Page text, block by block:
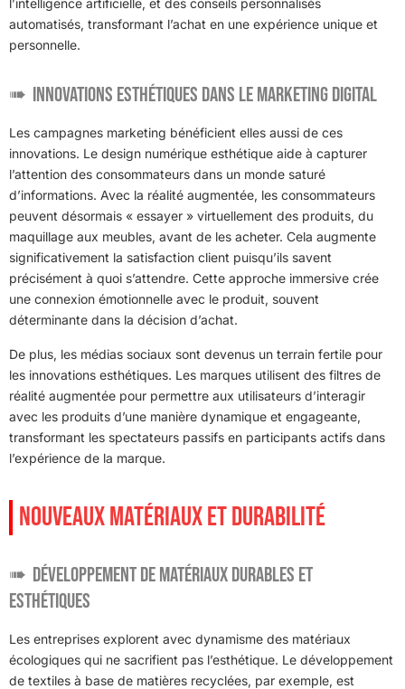
automatisés, transformant l’achat en une expérience unique et
personnelle.
Innovations Esthétiques dans le Marketing Digital
Les campagnes marketing bénéficient elles aussi de ces
innovations. Le design numérique esthétique aide à capturer
l’attention des consommateurs dans un monde saturé
d’informations. Avec la réalité augmentée, les consommateurs
peuvent désormais « essayer » virtuellement des produits, du
maquillage aux meubles, avant de les acheter. Cela augmente
significativement la satisfaction client puisqu’ils savent
précisément à quoi s’attendre. Cette approche immersive crée
une connexion émotionnelle avec le produit, souvent
déterminante dans la décision d’achat.
De plus, les médias sociaux sont devenus un terrain fertile pour
les innovations esthétiques. Les marques utilisent des filtres de
réalité augmentée pour permettre aux utilisateurs d’interagir
avec les produits d’une manière dynamique et engageante,
transformant les spectateurs passifs en participants actifs dans
l’expérience de la marque.
NOUVEAUX MATÉRIAUX ET DURABILITÉ
Développement de Matériaux Durables et
Esthétiques
Les entreprises explorent avec dynamisme des matériaux
écologiques qui ne sacrifient pas l’esthétique. Le développement
de textiles à base de matières recyclées, par exemple, est